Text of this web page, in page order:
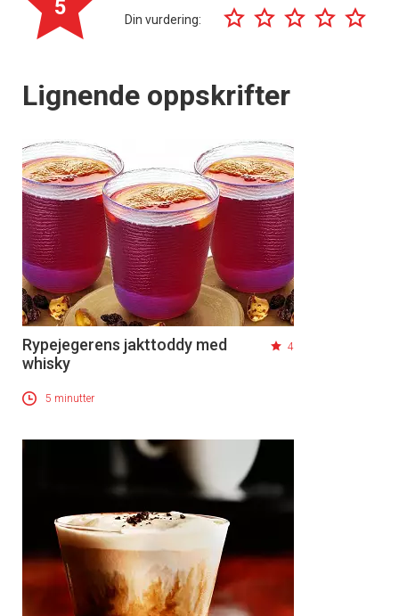
5
Din vurdering:
Lignende oppskrifter
Rypejegerens jakttoddy med
whisky
4
5 minutter